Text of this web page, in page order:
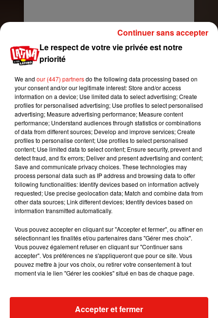
Voir cette publication sur Instagram
Une publication partagée par Selena Gomez (@selenagomez)
Voir cette publication sur Instagram
En attendant, Selena Gomez continue de teaser
son opus 100% espagnol en annonçant l'arrivée
prochaine d'une nouvelle chansonproduite
parTainy, l'un des producteurs les plus célèbres
collaboré avecJ Balvin,Bad Bunnyou
Anuel AA. BaptiséBaila Conmigo
Le respect de votre vie privée est notre
priorité
We and our (447) partnersdo the following data processing based on
your consent and/or our legitimate interest: Store and/or access
information on a device; Use limited data to select advertising; Create
profiles for personalised advertising; Use profiles to select personalised
advertising; Measure advertising performance; Measure content
performance; Understand audiences through statistics or combinations
of data from different sources; Develop and improve services; Create
profiles to personalise content; Use profiles to select personalised
content; Use limited data to select content; Ensure security, prevent and
detect fraud, and fix errors; Deliver and present advertising and content;
Save and communicate privacy choices. These technologies may
process personal data such as IP address and browsing data to offer
following functionalities: Identify devices based on information actively
requested; Use precise geolocation data; Match and combine data from
other data sources; Link different devices; Identify devices based on
information transmitted automatically.
Vous pouvez accepter en cliquant sur "Accepter et fermer", ou affiner en
sélectionnant les finalités et/ou partenaires dans "Gérer mes choix".
Vous pouvez également refuser en cliquant sur "Continuer sans
accepter". Vos préférences ne s'appliqueront que pour ce site. Vous
pouvez mettre à jour vos choix, ou retirer votre consentement à tout
moment via le lien "Gérer les cookies" situé en bas de chaque page.
Accepter et fermer
Continuer sans accepter